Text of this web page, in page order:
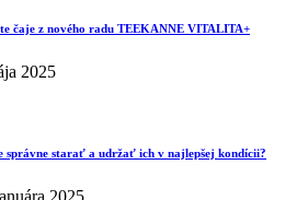
čaje z nového radu TEEKANNE VITALITA+
2025
správne starať a udržať ich v najlepšej kondícii?
2025